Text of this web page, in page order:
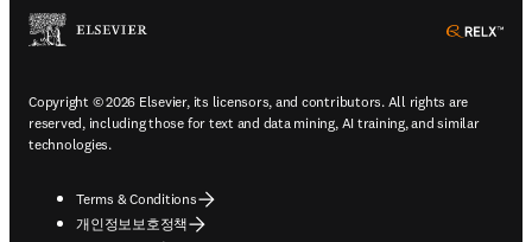
Copyright © 2026 Elsevier, its licensors, and contributors. All rights are
reserved, including those for text and data mining, AI training, and similar
technologies.
Terms & Conditions
개인정보보호정책